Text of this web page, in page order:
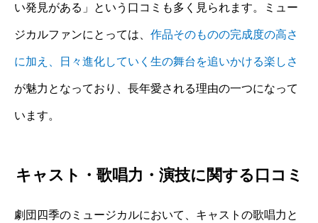
い発見がある」という口コミも多く見られます。ミュー
ジカルファンにとっては、 作品そのものの完成度の高さ
に加え、日々進化していく生の舞台を追いかける楽しさ
が魅力となっており、長年愛される理由の一つになって
います。
キャスト・歌唱力・演技に関する口コミ
劇団四季のミュージカルにおいて、キャストの歌唱力と